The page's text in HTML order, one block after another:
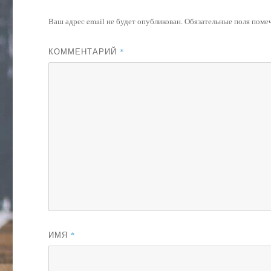
Ваш адрес email не будет опубликован.Обязательные поля
КОММЕНТАРИЙ *
ИМЯ *